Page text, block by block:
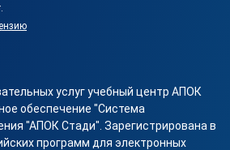
услуг учебный центр АПОК
обеспечение "Система
"АПОК Стади". Зарегистрирована в
программ для электронных